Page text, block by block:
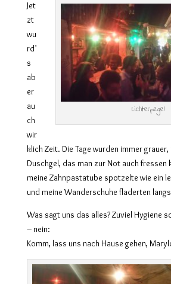
Lichterpegel
Jet
zt
wu
rd’
s
ab
er
au
ch
wir
klich Zeit. Die Tage wurden immer
Duschgel, das man zur Not auch fressen
meine Zahnpastatube spotzelte wie ein
und meine Wanderschuhe fladerten
Was sagt uns das alles? Zuviel Hygiene
– nein:
Komm, lass uns nach Hause gehen,